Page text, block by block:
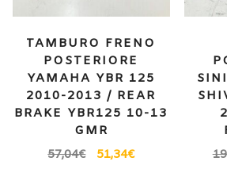
TAMBURO FRENO
POSTERIORE
YAMAHA YBR 125
2010-2013 / REAR
BRAKE YBR125 10-13
GMR
57,04€ 51,34€